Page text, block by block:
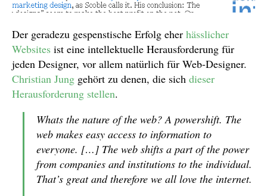
Der geradezu gespenstische Erfolg eher hässlicher
Websites ist eine intellektuelle Herausforderung für
jeden Designer, vor allem natürlich für Web-Designer.
Christian Jung gehört zu denen, die sich dieser
Herausforderung stellen.
Whats the nature of the web? A powershift. The
web makes easy access to information to
everyone. […] The web shifts a part of the power
from companies and institutions to the individual.
That’s great and therefore we all love the internet.